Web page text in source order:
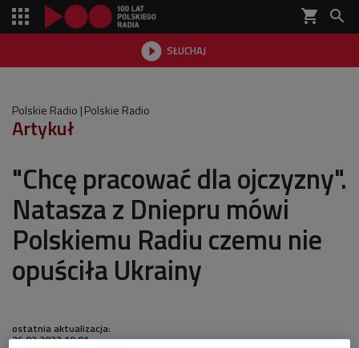
shopping_cart 
 SŁUCHAJ

Polskie Radio Polskie Radio
Artykuł
"Chcę pracować dla ojczyzny".
Natasza z Dniepru mówi
Polskiemu Radiu czemu nie
opuściła Ukrainy
ostatnia aktualizacja:
26.02.2023 10:01